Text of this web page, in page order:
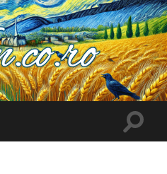
Kuncoro++
Toggle